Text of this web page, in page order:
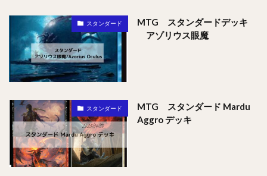
スタンダード
MTG スタンダードデッキ
アゾリウス眼魔
スタンダード
MTG スタンダード Mardu
Aggro デッキ